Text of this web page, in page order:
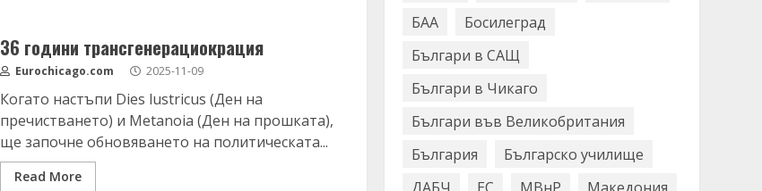
36 години трансгенерациокрация
Eurochicago.com 2025-11-09
Когато настъпи Dies lustricus (Ден на
пречистването) и Metanoia (Ден на прошката),
ще започне обновяването на политическата...
Read More
БАА
Босилеград
Българи в САЩ
Българи в Чикаго
Българи във Великобритания
България
Българско училище
ДАБЧ
ЕС МВнР
Македония